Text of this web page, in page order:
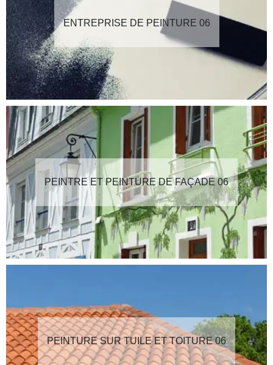
ENTREPRISE DE PEINTURE 06
PEINTRE ET PEINTURE DE FAÇADE 06
PEINTURE SUR TUILE ET TOITURE 06